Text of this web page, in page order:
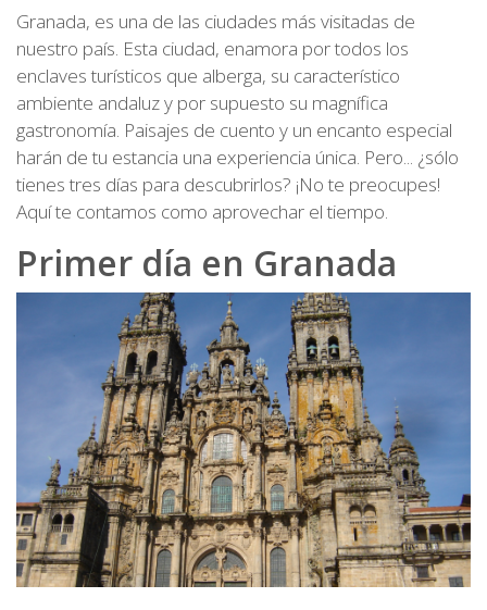
Granada, es una de las ciudades más visitadas de
nuestro país. Esta ciudad, enamora por todos los
enclaves turísticos que alberga, su característico
ambiente andaluz y por supuesto su magnífica
gastronomía. Paisajes de cuento y un encanto especial
harán de tu estancia una experiencia única. Pero... ¿sólo
tienes tres días para descubrirlos? ¡No te preocupes!
Aquí te contamos como aprovechar el tiempo.
Primer día en Granada